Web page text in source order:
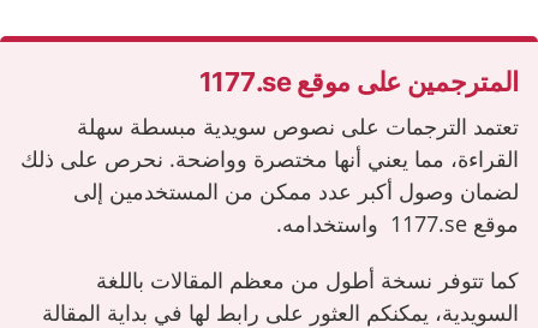
المترجمين على موقع ‎1177.se‎
تعتمد الترجمات على نصوص سويدية مبسطة سهلة
القراءة، مما يعني أنها مختصرة وواضحة. نحرص على ذلك
لضمان وصول أكبر عدد ممكن من المستخدمين إلى
موقع ‎1177.se‎ واستخدامه.
كما تتوفر نسخة أطول من معظم المقالات باللغة
السويدية، يمكنكم العثور على رابط لها في بداية المقالة